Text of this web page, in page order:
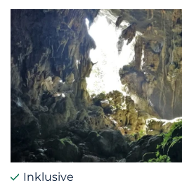
Inklusive